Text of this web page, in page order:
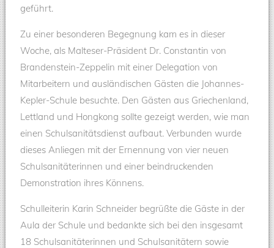
geführt.
Zu einer besonderen Begegnung kam es in dieser
Woche, als Malteser-Präsident Dr. Constantin von
Brandenstein-Zeppelin mit einer Delegation von
Mitarbeitern und ausländischen Gästen die Johannes-
Kepler-Schule besuchte. Den Gästen aus Griechenland,
Lettland und Hongkong sollte gezeigt werden, wie man
einen Schulsanitätsdienst aufbaut. Verbunden wurde
dieses Anliegen mit der Ernennung von vier neuen
Schulsanitäterinnen und einer beindruckenden
Demonstration ihres Könnens.
Schulleiterin Karin Schneider begrüßte die Gäste in der
Aula der Schule und bedankte sich bei den insgesamt
18 Schulsanitäterinnen und Schulsanitätern sowie